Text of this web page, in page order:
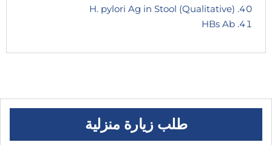
H. pylori Ag in Stool (Qualitative)
HBs Ab
طلب زيارة منزلية